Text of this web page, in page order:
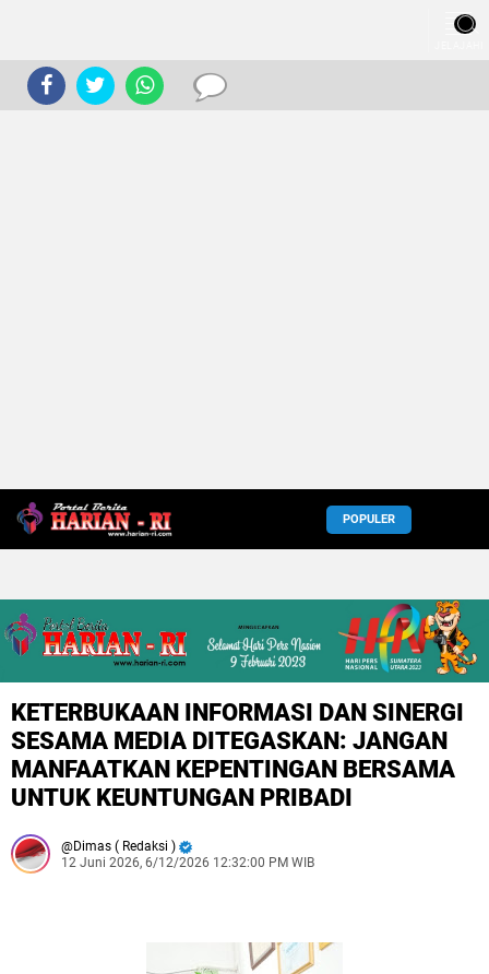
POPULER
KETERBUKAAN INFORMASI DAN SINERGI
SESAMA MEDIA DITEGASKAN: JANGAN
MANFAATKAN KEPENTINGAN BERSAMA
UNTUK KEUNTUNGAN PRIBADI
Dimas ( Redaksi )
12 Juni 2026, 6/12/2026 12:32:00 PM WIB